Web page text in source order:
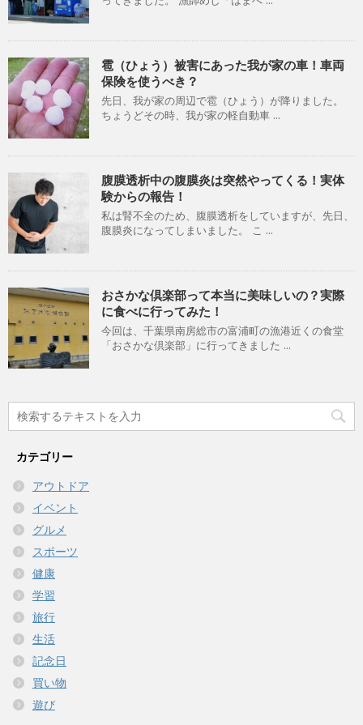
雹（ひょう）被害にあった我が家の車！車両
保険を使うべき？
先日、我が家の周辺で雹（ひょう）が降りました。
ちょうどその時、我が家の軽自動車 ...
腹膜透析中の腹膜炎は突然やってくる！実体
験からの報告！
私は腎不全のため、腹膜透析をしていますが、先日、
腹膜炎になってしまいました。 こ ...
おさかな倶楽部って本当に美味しいの？実際
に食べに行ってみた！
今回は、千葉県南房総市の富浦町の漁港近くの食堂
「おさかな倶楽部」に行ってきました ...
カテゴリー
アウトドア
イベント
グルメ
スポーツ
健康
学習
旅行
生活
記念日
買い物
遊び